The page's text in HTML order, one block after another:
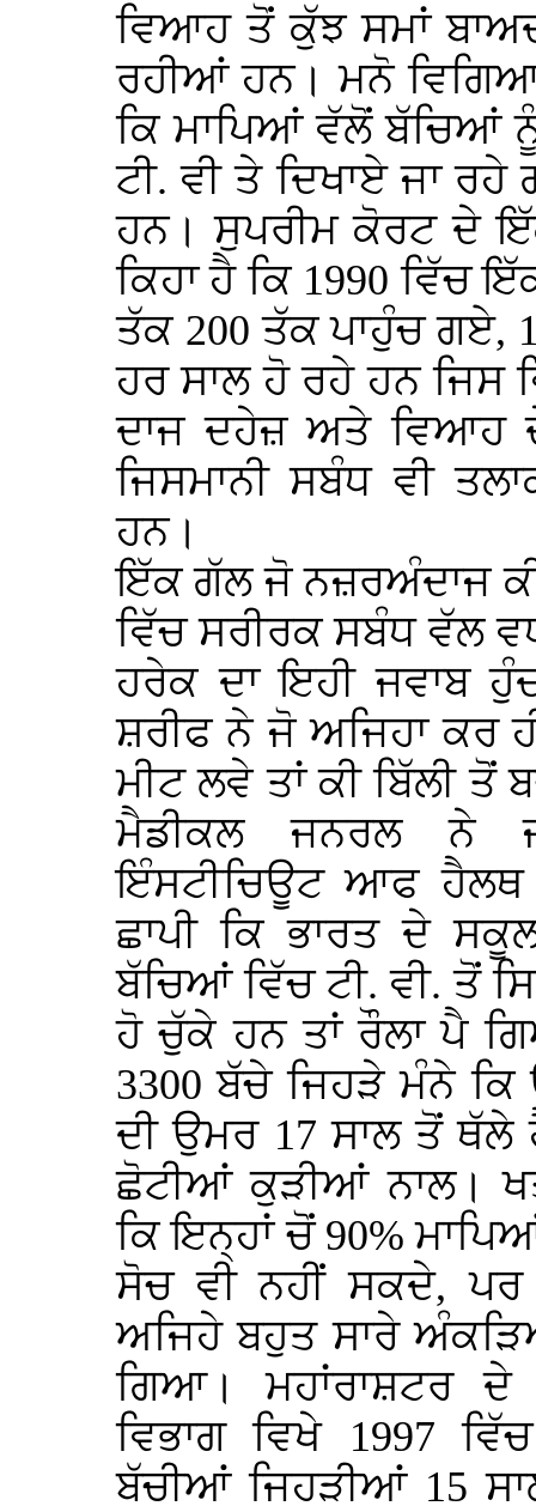
ਵਿਆਹ ਤੋਂ ਕੁੱਝ ਸਮਾਂ
ਰਹੀਆਂ ਹਨ। ਮਨੋ
ਕਿ ਮਾਪਿਆਂ ਵੱਲੋਂ ਬੱਚਿਆਂ
ਟੀ. ਵੀ ਤੇ ਦਿਖਾਏ ਜਾ
ਹਨ। ਸੁਪਰੀਮ ਕੋਰਟ ਦੇ
ਕਿਹਾ ਹੈ ਕਿ 1990 ਵਿੱਚ
ਤੱਕ 200 ਤੱਕ ਪਾਹੁੰਚ ਗਏ,
ਹਰ ਸਾਲ ਹੋ ਰਹੇ ਹਨ
ਦਾਜ ਦਹੇਜ਼ ਅਤੇ ਵਿਆਹ
ਜਿਸਮਾਨੀ ਸਬੰਧ ਵੀ
ਹਨ।
ਇੱਕ ਗੱਲ ਜੋ ਨਜ਼ਰਅੰਦਾਜ
ਵਿੱਚ ਸਰੀਰਕ ਸਬੰਧ ਵੱਲ
ਹਰੇਕ ਦਾ ਇਹੀ ਜਵਾਬ
ਸ਼ਰੀਫ ਨੇ ਜੋ ਅਜਿਹਾ ਕਰ
ਮੀਟ ਲਵੇ ਤਾਂ ਕੀ ਬਿੱਲੀ
ਮੈਡੀਕਲ ਜਨਰਲ ਨੇ
ਇੰਸਟੀਚਿਊਟ ਆਫ
ਛਾਪੀ ਕਿ ਭਾਰਤ ਦੇ
ਬੱਚਿਆਂ ਵਿੱਚ ਟੀ. ਵੀ. ਤੋਂ
ਹੋ ਚੁੱਕੇ ਹਨ ਤਾਂ ਰੌਲਾ ਪੈ
3300 ਬੱਚੇ ਜਿਹੜੇ ਮੰਨੇ
ਦੀ ਉਮਰ 17 ਸਾਲ ਤੋਂ
ਛੋਟੀਆਂ ਕੁੜੀਆਂ ਨਾਲ।
ਕਿ ਇਨ੍ਹਾਂ ਚੋਂ 90%
ਸੋਚ ਵੀ ਨਹੀਂ ਸਕਦੇ,
ਅਜਿਹੇ ਬਹੁਤ ਸਾਰੇ
ਗਿਆ। ਮਹਾਂਰਾਸ਼ਟਰ
ਵਿਭਾਗ ਵਿਖੇ 1997
ਬੱਚੀਆਂ ਜਿਹੜੀਆਂ 15